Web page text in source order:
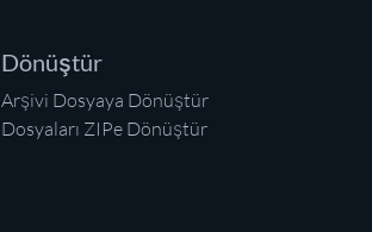
Dönüştür
Arşivi Dosyaya Dönüştür
Dosyaları ZIPe Dönüştür